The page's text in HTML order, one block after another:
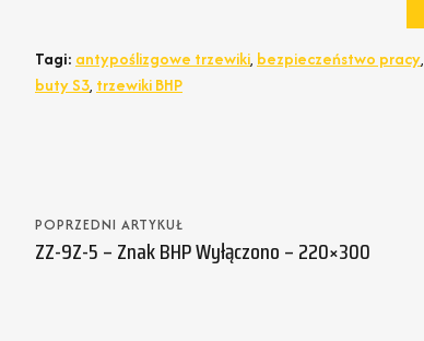
Tagi: antypoślizgowe trzewiki, bezpieczeństwo pracy,
buty S3, trzewiki BHP
POPRZEDNI ARTYKUŁ
ZZ-9Z-5 – Znak BHP Wyłączono – 220×300